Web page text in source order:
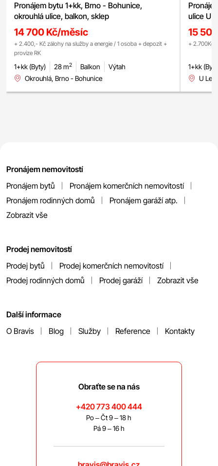
Pronájem bytu 1+kk, Brno - Bohunice,
okrouhlá ulice, balkon, sklep
14 700 Kč/měsíc
+ 2.400,- Kč zálohy na služby a energie / 1 osoba + depozit +
provize RK
1+kk (Byty) 28 m2 Balkon
Výtah
Okrouhlá, Brno - Bohunice
ulice U
15
+ 2.700Kč
1+kk
U
Pronájem nemovitostí
Pronájem bytů
Pronájem komerčních nemovitostí
Pronájem rodinných domů
Pronájem garáží atp.
Zobrazit vše
Prodej nemovitostí
Prodej bytů
Prodej komerčních nemovitostí
Prodej rodinných domů
Prodej garáží Zobrazit vše
Další informace
O Bravis
Blog Služby Reference Kontakty
Obraťte se na nás
+420 773 400 444
Po – Čt 9 – 18 h
Pá 9 – 16 h